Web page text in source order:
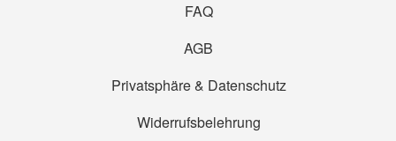
FAQ
AGB
Privatsphäre & Datenschutz
Widerrufsbelehrung